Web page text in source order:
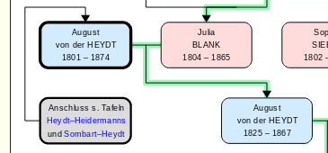
Julia
BLANK
1804 – 1865
August
von der HEYDT
1801 – 1874
August
von der HEYDT
1825 – 1867
1802
Anschluss s. Tafeln
Heydt–Heidermanns
undSombart–Heydt